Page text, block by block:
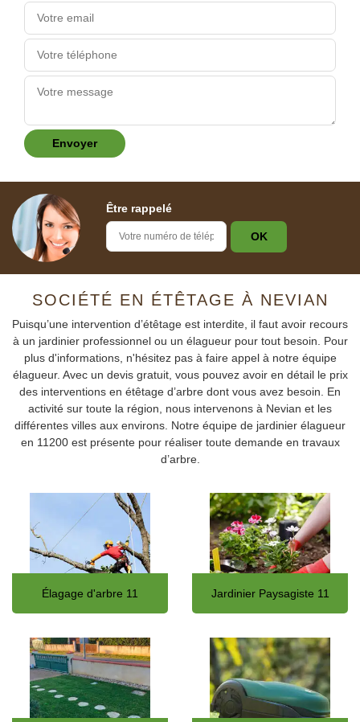
Être rappelé
SOCIÉTÉ EN ÉTÊTAGE À NEVIAN
Puisqu’une intervention d’étêtage est interdite, il faut avoir recours
à un jardinier professionnel ou un élagueur pour tout besoin. Pour
plus d'informations, n'hésitez pas à faire appel à notre équipe
élagueur. Avec un devis gratuit, vous pouvez avoir en détail le prix
des interventions en étêtage d’arbre dont vous avez besoin. En
activité sur toute la région, nous intervenons à Nevian et les
différentes villes aux environs. Notre équipe de jardinier élagueur
en 11200 est présente pour réaliser toute demande en travaux
d’arbre.
Élagage d'arbre 11 Jardinier Paysagiste 11